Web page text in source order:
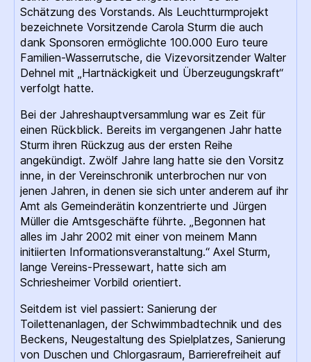
Schätzung des Vorstands. Als Leuchtturmprojekt
bezeichnete Vorsitzende Carola Sturm die auch
dank Sponsoren ermöglichte 100.000 Euro teure
Familien-Wasserrutsche, die Vizevorsitzender Walter
Dehnel mit „Hartnäckigkeit und Überzeugungskraft“
verfolgt hatte.
Bei der Jahreshauptversammlung war es Zeit für
einen Rückblick. Bereits im vergangenen Jahr hatte
Sturm ihren Rückzug aus der ersten Reihe
angekündigt. Zwölf Jahre lang hatte sie den Vorsitz
inne, in der Vereinschronik unterbrochen nur von
jenen Jahren, in denen sie sich unter anderem auf ihr
Amt als Gemeinderätin konzentrierte und Jürgen
Müller die Amtsgeschäfte führte. „Begonnen hat
alles im Jahr 2002 mit einer von meinem Mann
initiierten Informationsveranstaltung.“ Axel Sturm,
lange Vereins-Pressewart, hatte sich am
Schriesheimer Vorbild orientiert.
Seitdem ist viel passiert: Sanierung der
Toilettenanlagen, der Schwimmbadtechnik und des
Beckens, Neugestaltung des Spielplatzes, Sanierung
von Duschen und Chlorgasraum, Barrierefreiheit auf